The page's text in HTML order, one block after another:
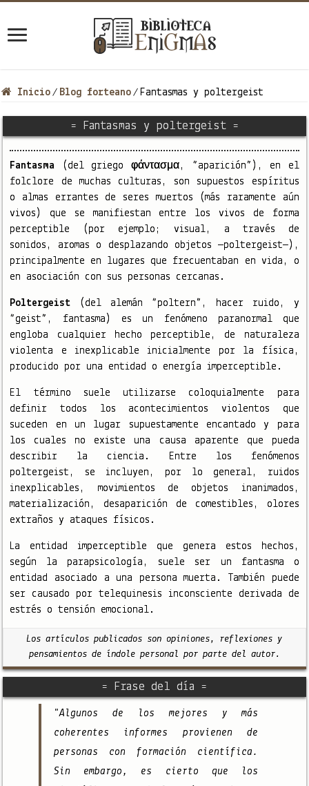
Inicio / Blog forteano / Fantasmas y poltergeist
= Fantasmas y poltergeist =
Fantasma (del griego φάντασμα, “aparición”), en el
folclore de muchas culturas, son supuestos espíritus
o almas errantes de seres muertos (más raramente aún
vivos) que se manifiestan entre los vivos de forma
perceptible (por ejemplo; visual, a través de
sonidos, aromas o desplazando objetos —poltergeist—),
principalmente en lugares que frecuentaban en vida, o
en asociación con sus personas cercanas.
Poltergeist (del alemán “poltern”, hacer ruido, y
“geist”, fantasma) es un fenómeno paranormal que
engloba cualquier hecho perceptible, de naturaleza
violenta e inexplicable inicialmente por la física,
producido por una entidad o energía imperceptible.
El término suele utilizarse coloquialmente para
definir todos los acontecimientos violentos que
suceden en un lugar supuestamente encantado y para
los cuales no existe una causa aparente que pueda
describir la ciencia. Entre los fenómenos
poltergeist, se incluyen, por lo general, ruidos
inexplicables, movimientos de objetos inanimados,
materialización, desaparición de comestibles, olores
extraños y ataques físicos.
La entidad imperceptible que genera estos hechos,
según la parapsicología, suele ser un fantasma o
entidad asociado a una persona muerta. También puede
ser causado por telequinesis inconsciente derivada de
estrés o tensión emocional.
Los artículos publicados son opiniones, reflexiones y
pensamientos de índole personal por parte del autor.
= Frase del día =
"Algunos de los mejores y más
coherentes informes provienen de
personas con formación científica.
Sin embargo, es cierto que los